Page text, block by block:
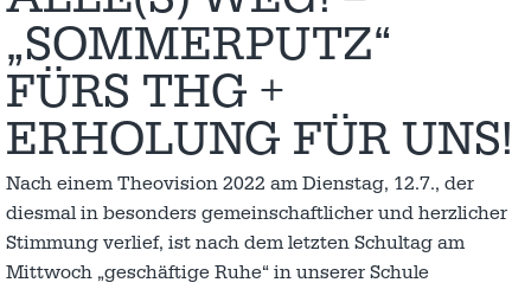
„SOMMERPUTZ“
FÜRS THG +
ERHOLUNG FÜR UNS!
Nach einem Theovision 2022 am Dienstag, 12.7., der
diesmal in besonders gemeinschaftlicher und herzlicher
Stimmung verlief, ist nach dem letzten Schultag am
Mittwoch „geschäftige Ruhe“ in unserer Schule